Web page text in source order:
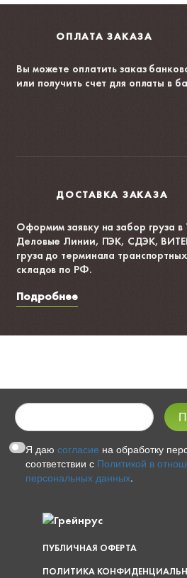
ОПЛАТА ЗАКАЗА
Вы можете оплатить заказ
или получить счет для оплаты в
ДОСТАВКА ЗАКАЗА
Оформим заявку на забор груза
Деловые Линии, ПЭК, СДЭК,
груза до терминала
складов по РФ.
Подробнее
Я даюсогласие на обработку
соответствии с Политикой в
персональных данных.
ПУБЛИЧНАЯ ОФЕРТА
ПОЛИТИКА